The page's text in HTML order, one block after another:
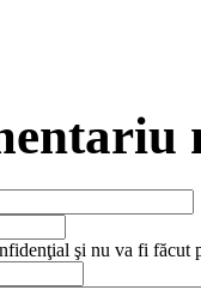
şi nu va fi făcut